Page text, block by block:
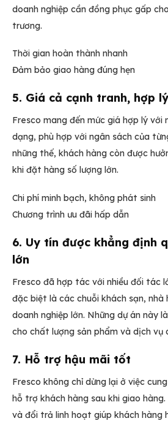
doanh nghiệp cần đồng phục gấp
trương.
Thời gian hoàn thành nhanh
Đảm bảo giao hàng đúng hẹn
5. Giá cả cạnh tranh, hợp lý
Fresco mang đến mức giá hợp lý với
dạng, phù hợp với ngân sách của
những thế, khách hàng còn được
khi đặt hàng số lượng lớn.
Chi phí minh bạch, không phát sinh
Chương trình ưu đãi hấp dẫn
6. Uy tín được khẳng định
lớn
Fresco đã hợp tác với nhiều đối tác
đặc biệt là các chuỗi khách sạn, nhà
doanh nghiệp lớn. Những dự án này
cho chất lượng sản phẩm và dịch vụ
7. Hỗ trợ hậu mãi tốt
Fresco không chỉ dừng lại ở việc
hỗ trợ khách hàng sau khi giao hàng.
và đổi trả linh hoạt giúp khách hàng